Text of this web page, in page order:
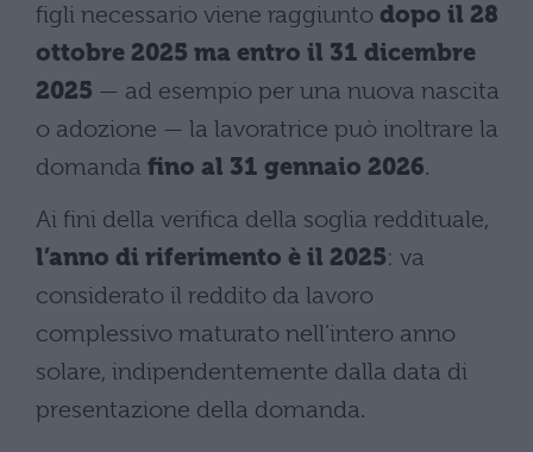
figli necessario viene raggiunto dopo il 28
ottobre 2025 ma entro il 31 dicembre
2025 — ad esempio per una nuova nascita
o adozione — la lavoratrice può inoltrare la
domanda fino al 31 gennaio 2026.
Ai fini della verifica della soglia reddituale,
l’anno di riferimento è il 2025: va
considerato il reddito da lavoro
complessivo maturato nell’intero anno
solare, indipendentemente dalla data di
presentazione della domanda.